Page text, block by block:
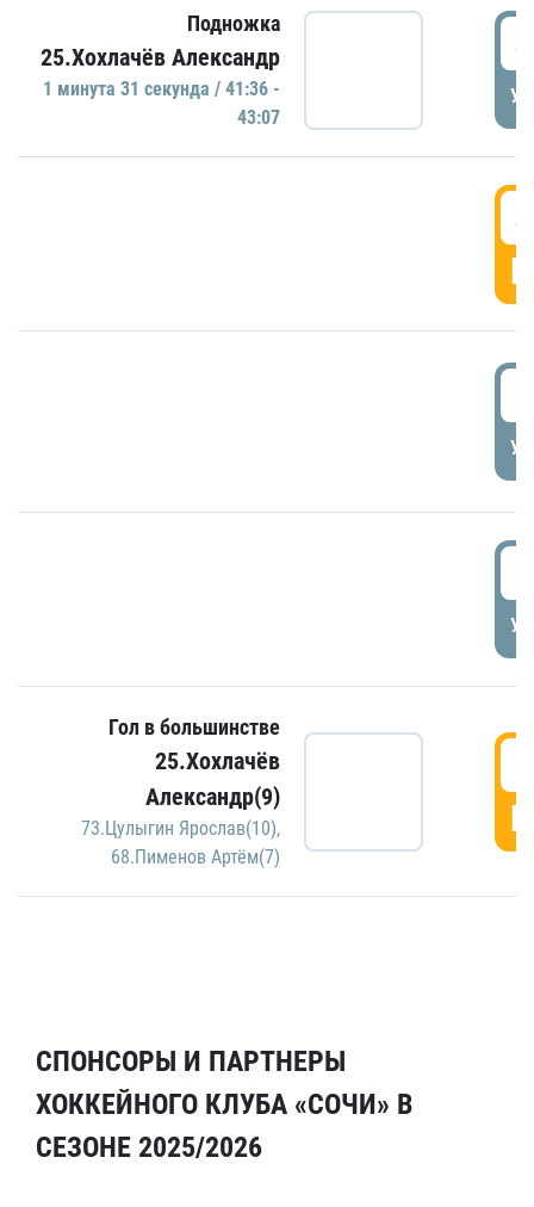
Подножка
25.Хохлачёв Александр
1 минутa 31 секундa / 41:36 -
43:07
Гол в большинстве
25.Хохлачёв
Александр(9)
73.Цулыгин Ярослав(10),
68.Пименов Артём(7)
СПОНСОРЫ И ПАРТНЕРЫ
ХОККЕЙНОГО КЛУБА «СОЧИ» В
СЕЗОНЕ 2025/2026